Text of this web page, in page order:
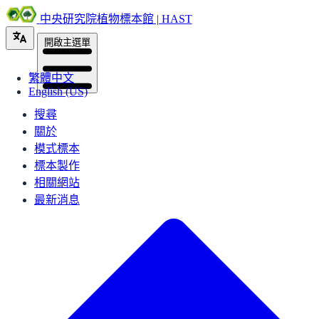
中央研究院植物標本館 | HAST
繁體中文
English (US)
開啟主選單
搜尋
關於
模式標本
標本製作
相關網站
最新消息